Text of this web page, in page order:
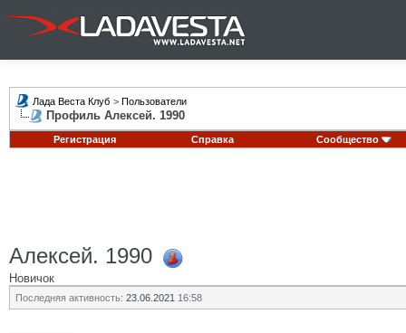
Лада Веста Клуб > Пользователи
Профиль Алексей. 1990
Регистрация Справка Сообщество
Алексей. 1990
Новичок
Последняя активность: 23.06.2021 16:58